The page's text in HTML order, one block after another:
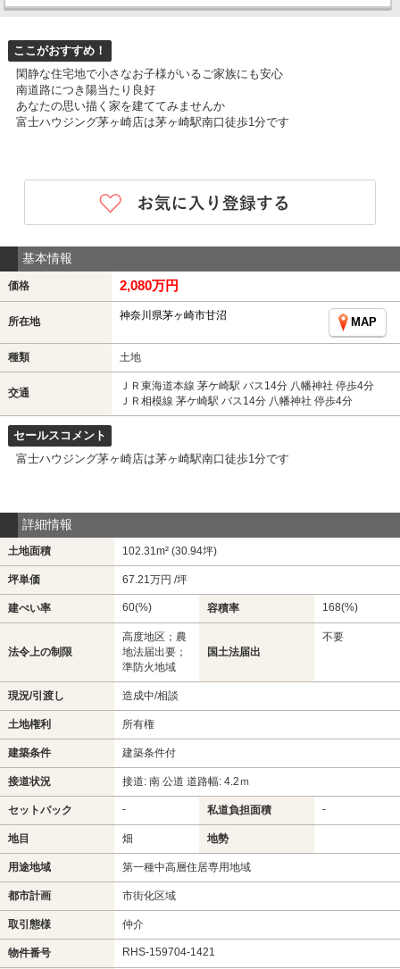
ここがおすすめ！
閑静な住宅地で小さなお子様がいるご家族にも安心
南道路につき陽当たり良好
あなたの思い描く家を建ててみませんか
富士ハウジング茅ヶ崎店は茅ヶ崎駅南口徒歩1分です
基本情報
価格 2,080万円
所在地 神奈川県茅ヶ崎市甘沼
MAP
種類 土地
交通
ＪＲ東海道本線 茅ケ崎駅 バス14分 八幡神社 停歩4分
ＪＲ相模線 茅ケ崎駅 バス14分 八幡神社 停歩4分
セールスコメント
富士ハウジング茅ヶ崎店は茅ヶ崎駅南口徒歩1分です
詳細情報
土地面積 102.31m² (30.94坪)
坪単価 67.21万円 /坪
建ぺい率 60(%) 容積率 168(%)
法令上の制限
高度地区；農
地法届出要；
準防火地域
国土法届出
不要
現況/引渡し 造成中/相談
土地権利 所有権
建築条件 建築条件付
接道状況 接道: 南 公道 道路幅: 4.2ｍ
セットバック - 私道負担面積 -
地目 畑 地勢
用途地域 第一種中高層住居専用地域
都市計画 市街化区域
取引態様 仲介
物件番号 RHS-159704-1421